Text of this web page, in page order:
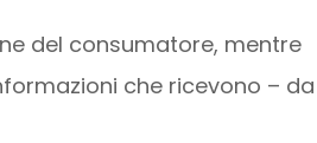
del consumatore, mentre
che ricevono – da